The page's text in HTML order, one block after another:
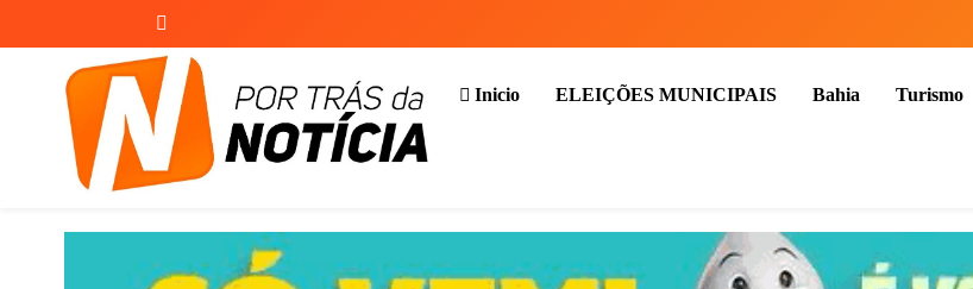
Por Trás da Notícia
Inicio ELEIÇÕES MUNICIPAIS Bahia Turismo